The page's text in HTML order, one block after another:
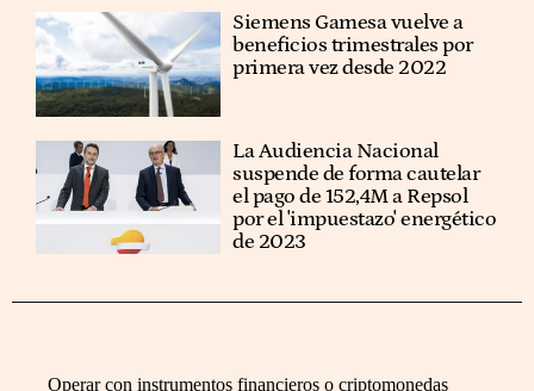
Siemens Gamesa vuelve a
beneficios trimestrales por
primera vez desde 2022
La Audiencia Nacional
suspende de forma cautelar
el pago de 152,4M a Repsol
por el 'impuestazo' energético
de 2023
Operar con instrumentos financieros o criptomonedas